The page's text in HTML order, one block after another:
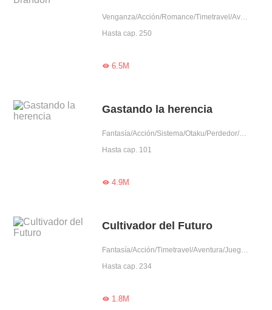
Venganza/Acción/Romance/Timetravel/Aventura/Auto superación/Ascensión/Otaku/Perdedor/Rico
Hasta cap. 250
6.5M
Gastando la herencia
Fantasía/Acción/Sistema/Otaku/Perdedor/Humorístico/Rico
Hasta cap. 101
4.9M
Cultivador del Futuro
Fantasía/Acción/Timetravel/Aventura/Juego de time travel/Belleza salvada por héroe/Amantes pendencieros/Celoso/Otaku
Hasta cap. 234
1.8M